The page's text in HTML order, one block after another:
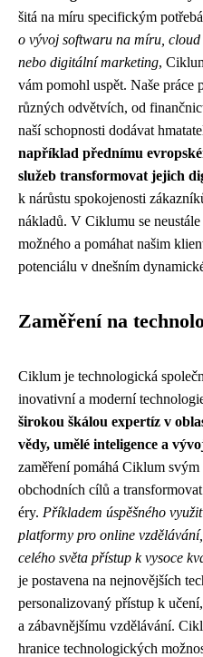
šitá na míru specifickým
o vývoj softwaru na míru,
nebo digitální marketing,
vám pomohl uspět. Naše práce
různých odvětvích, od
naší schopnosti dodávat
například přednímu
služeb transformovat jejich
k nárůstu spokojenosti
nákladů. V Ciklumu se
možného a pomáhat našim
potenciálu v dnešním
Zaměření na
Ciklum je technologická
inovativní a moderní
širokou škálou expertíz v
vědy, umělé inteligence a
zaměření pomáhá Ciklum
obchodních cílů a
éry. Příkladem úspěšného
platformy pro online
celého světa přístup k vysoce
je postavena na nejnovějších
personalizovaný přístup k
a zábavnějšímu vzdělávání.
hranice technologických